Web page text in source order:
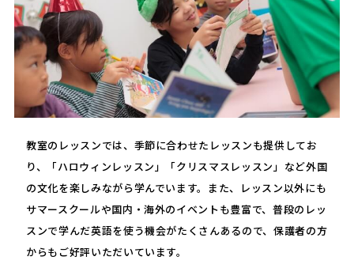
教室のレッスンでは、季節に合わせたレッスンも提供してお
り、「ハロウィンレッスン」「クリスマスレッスン」など外国
の文化を楽しみながら学んでいます。また、レッスン以外にも
サマースクールや国内・海外のイベントも豊富で、普段のレッ
スンで学んだ英語を使う機会がたくさんあるので、保護者の方
からもご好評いただいています。